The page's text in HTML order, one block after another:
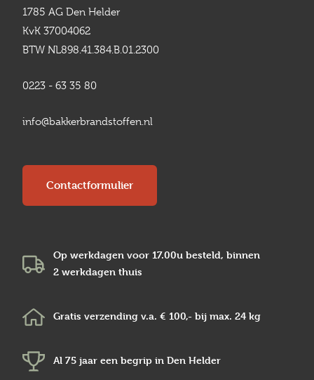
1785 AG Den Helder
KvK 37004062
BTW NL898.41.384.B.01.2300
0223 - 63 35 80
info@bakkerbrandstoffen.nl
Contactformulier
Op werkdagen voor 17.00u besteld, binnen
2 werkdagen thuis
Gratis verzending v.a. € 100,- bij max. 24 kg
Al 75 jaar een begrip in Den Helder